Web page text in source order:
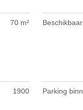
70 m²
1900 Parking